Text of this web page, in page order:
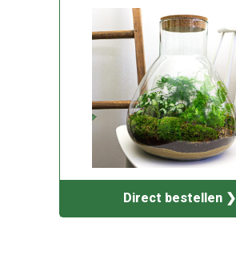
Direct bestellen ❯